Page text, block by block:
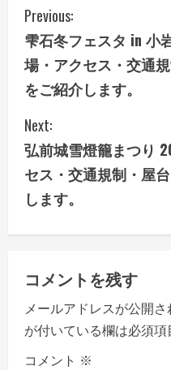
C
o
n
t
i
n
R
e
a
Previous:
雫石冬フェスタ in 小
場・アクセス・交通
をご紹介します。
Next:
弘前城雪燈籠まつり
セス・交通規制・屋
します。
コメントを残す
メールアドレスが公開さ
が付いている欄は必須項
コメント ※